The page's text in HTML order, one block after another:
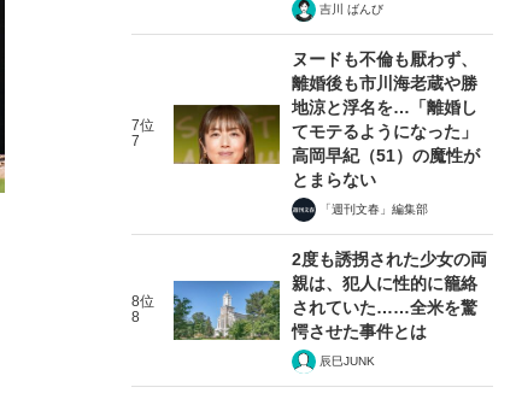
吉川 ばんび
7位
7
ヌードも不倫も厭わず、
離婚後も市川海老蔵や勝
地涼と浮名を…「離婚し
てモテるようになった」
高岡早紀（51）の魔性が
とまらない
「週刊文春」編集部
8位
8
2度も誘拐された少女の両
親は、犯人に性的に籠絡
されていた……全米を驚
愕させた事件とは
辰巳JUNK